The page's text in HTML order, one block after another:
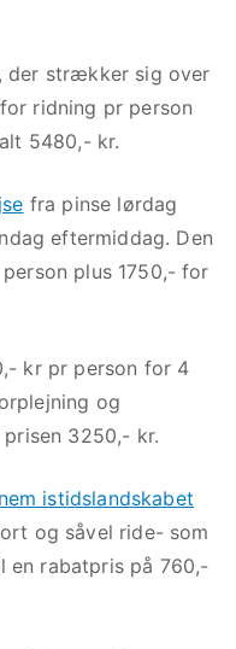
der strækker sig over
ridning pr person
5480,- kr.
fra pinse lørdag
eftermiddag. Den
plus 1750,- for
kr pr person for 4
og
3250,- kr.
istidslandskabet
og såvel ride- som
en rabatpris på 760,-